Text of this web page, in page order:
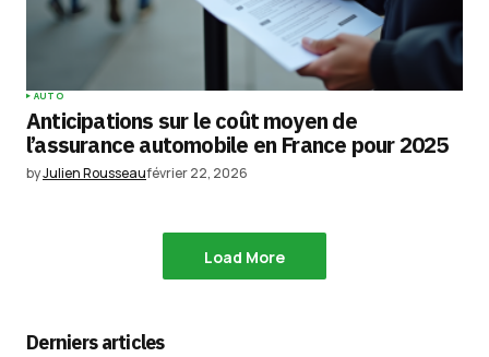
AUTO
Anticipations sur le coût moyen de
l’assurance automobile en France pour 2025
byJulien Rousseaufévrier 22, 2026
Load More
Derniers articles